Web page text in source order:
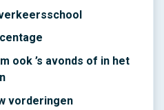
ook ’s avonds of in het
vorderingen